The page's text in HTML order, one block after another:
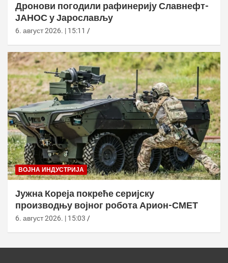
Дронови погодили рафинерију Славнефт-
ЈАНОС у Јарослављу
6. август 2026. | 15:11
ВОЈНА ИНДУСТРИЈА
Јужна Кореја покреће серијску
производњу војног робота Арион-СМЕТ
6. август 2026. | 15:03